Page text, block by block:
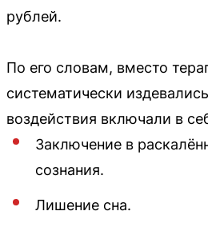
рублей.
По его словам, вместо
систематически
воздействия включали в
Заключение в
сознания.
Лишение сна.